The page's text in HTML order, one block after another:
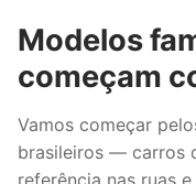
Modelos
começam
Vamos começar
brasileiros — carros
referência nas ruas